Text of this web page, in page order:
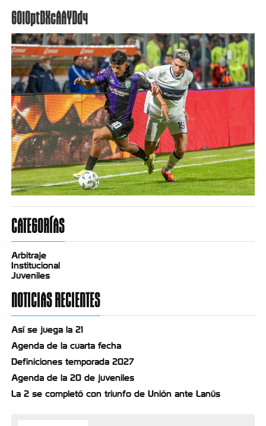
GOiOptDXcAAYDd4
CATEGORÍAS
Arbitraje
Institucional
Juveniles
NOTICIAS RECIENTES
Así se juega la 21
Agenda de la cuarta fecha
Definiciones temporada 2027
Agenda de la 20 de juveniles
La 2 se completó con triunfo de Unión ante Lanús